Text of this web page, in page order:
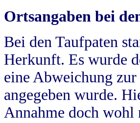
Ortsangaben bei
Bei den Taufpaten
Herkunft. Es wurde
eine Abweichung
angegeben wurde.
Annahme doch